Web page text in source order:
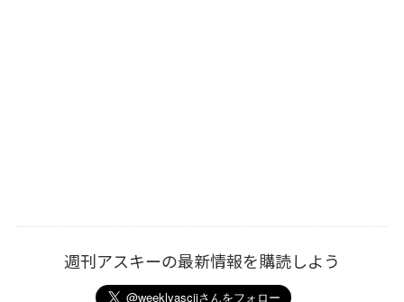
週刊アスキーの最新情報を購読しよう